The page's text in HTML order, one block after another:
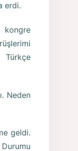
erdi.
kongre
Türkçe
Neden
geldi.